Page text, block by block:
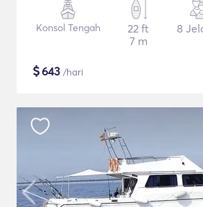
Konsol Tengah
22 ft
7 m
8
$643 /hari